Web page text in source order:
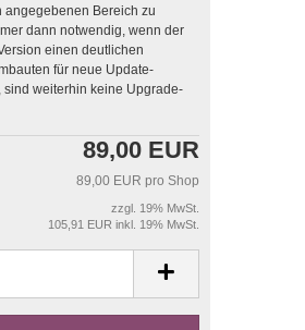
Bereich zu
einen deutlichen
weiterhin keine Upgrade-
89,00 EUR
89,00 EUR pro Shop
zzgl. 19% MwSt.
105,91 EUR inkl. 19% MwSt.